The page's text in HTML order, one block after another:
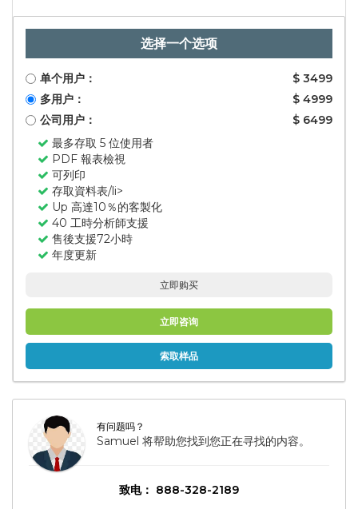
选择一个选项
单个用户：
$ 3499
多用户：
$ 4999
公司用户：
$ 6499
最多存取 5 位使用者
PDF 報表檢視
可列印
存取資料表/li>
Up 高達10％的客製化
40 工時分析師支援
售後支援72小時
年度更新
立即购买
立即咨询
索取样品
有问题吗？
Samuel 将帮助您找到您正在寻找的内容。
致电： 888-328-2189